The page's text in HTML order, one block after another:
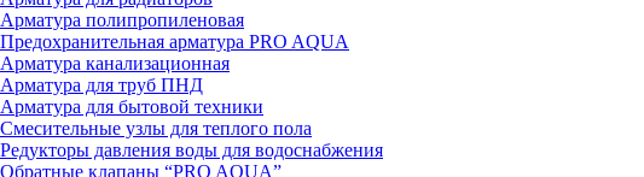
Арматура полипропиленовая
Предохранительная арматура PRO AQUA
Арматура канализационная
Арматура для труб ПНД
Арматура для бытовой техники
Смесительные узлы для теплого пола
Редукторы давления воды для водоснабжения
Обратные клапаны “PRO AQUA”